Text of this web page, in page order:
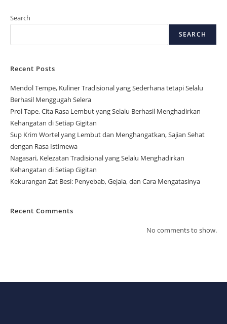
Search
SEARCH
Recent Posts
Mendol Tempe, Kuliner Tradisional yang Sederhana tetapi Selalu
Berhasil Menggugah Selera
Prol Tape, Cita Rasa Lembut yang Selalu Berhasil Menghadirkan
Kehangatan di Setiap Gigitan
Sup Krim Wortel yang Lembut dan Menghangatkan, Sajian Sehat
dengan Rasa Istimewa
Nagasari, Kelezatan Tradisional yang Selalu Menghadirkan
Kehangatan di Setiap Gigitan
Kekurangan Zat Besi: Penyebab, Gejala, dan Cara Mengatasinya
Recent Comments
No comments to show.